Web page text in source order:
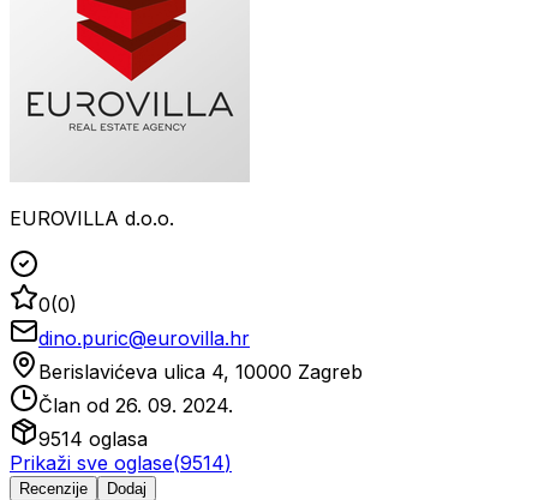
EUROVILLA d.o.o.
0(0)
dino.puric@eurovilla.hr
Berislavićeva ulica 4, 10000 Zagreb
Član od 26. 09. 2024.
9514 oglasa
Prikaži sve oglase(9514)
Recenzije Dodaj